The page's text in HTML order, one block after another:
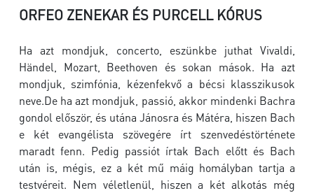
ORFEO ZENEKAR ÉS PURCELL KÓRUS
Ha azt mondjuk, concerto, eszünkbe juthat Vivaldi,
Händel, Mozart, Beethoven és sokan mások. Ha azt
mondjuk, szimfónia, kézenfekvő a bécsi klasszikusok
neve.De ha azt mondjuk, passió, akkor mindenki Bachra
gondol először, és utána Jánosra és Mátéra, hiszen Bach
e két evangélista szövegére írt szenvedéstörténete
maradt fenn. Pedig passiót írtak Bach előtt és Bach
után is, mégis, ez a két mű máig homályban tartja a
testvéreit. Nem véletlenül, hiszen a két alkotás még